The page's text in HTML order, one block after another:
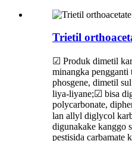
Trietil
☑ Produk dimetil
minangka pengganti
phosgene, dimetil
liya-liyane;☑ bisa
polycarbonate,
lan allyl diglycol
digunakake kanggo
pestisida carbamate